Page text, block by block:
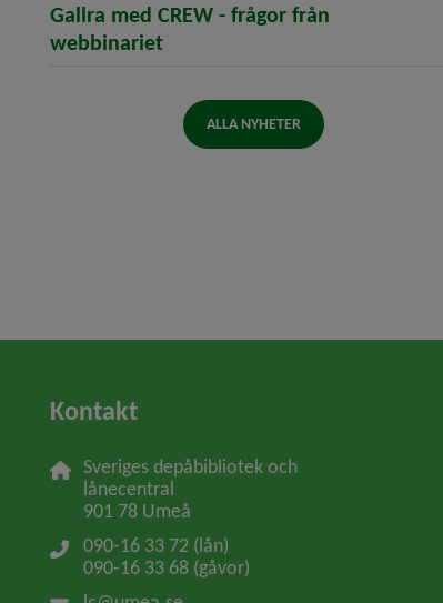
Gallra med CREW - frågor från
webbinariet(öppnar artikeln Gallra med
ALLA NYHETER
Kontakt
Sveriges depåbibliotek och
lånecentral
901 78 Umeå
090-16 33 72 (lån)
090-16 33 68 (gåvor)